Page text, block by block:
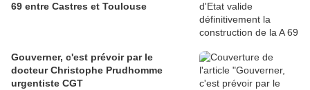
69 entre Castres et Toulouse
Gouverner, c'est prévoir par le
docteur Christophe Prudhomme
urgentiste CGT